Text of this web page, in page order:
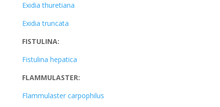
Exidia thuretiana
Exidia truncata
FISTULINA:
Fistulina hepatica
FLAMMULASTER:
Flammulaster carpophilus